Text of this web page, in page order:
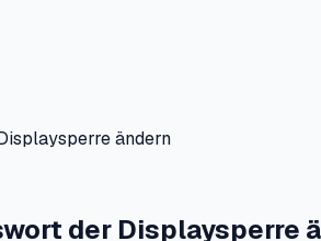
ändern
der Displaysperre